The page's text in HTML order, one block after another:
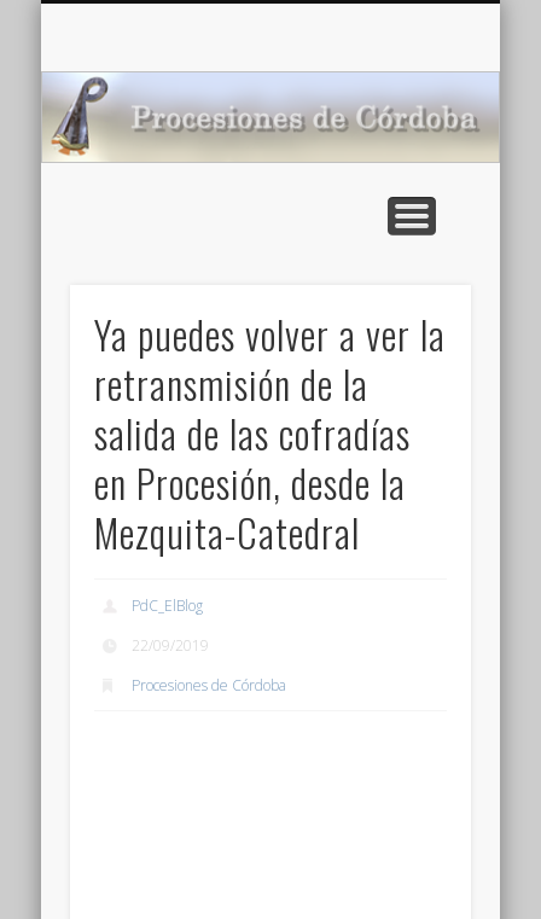
Ya puedes volver a ver la
retransmisión de la
salida de las cofradías
en Procesión, desde la
Mezquita-Catedral
PdC_ElBlog
22/09/2019
Procesiones de Córdoba